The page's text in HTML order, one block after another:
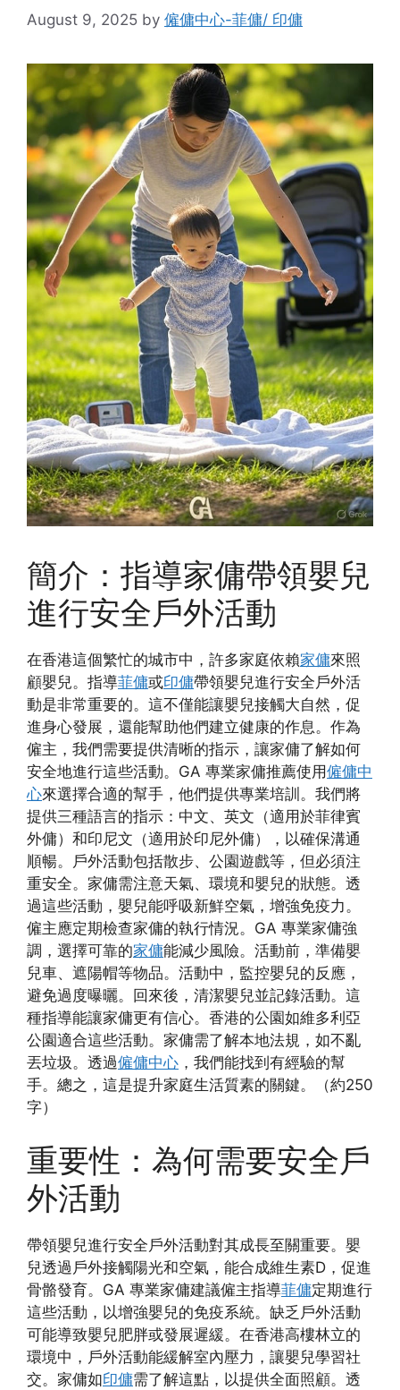
August 9, 2025 by 僱傭中心-菲傭/ 印傭
簡介：指導家傭帶領嬰兒
進行安全戶外活動
在香港這個繁忙的城市中，許多家庭依賴家傭來照
顧嬰兒。指導菲傭或印傭帶領嬰兒進行安全戶外活
動是非常重要的。這不僅能讓嬰兒接觸大自然，促
進身心發展，還能幫助他們建立健康的作息。作為
僱主，我們需要提供清晰的指示，讓家傭了解如何
安全地進行這些活動。GA 專業家傭推薦使用僱傭中
心來選擇合適的幫手，他們提供專業培訓。我們將
提供三種語言的指示：中文、英文（適用於菲律賓
外傭）和印尼文（適用於印尼外傭），以確保溝通
順暢。戶外活動包括散步、公園遊戲等，但必須注
重安全。家傭需注意天氣、環境和嬰兒的狀態。透
過這些活動，嬰兒能呼吸新鮮空氣，增強免疫力。
僱主應定期檢查家傭的執行情況。GA 專業家傭強
調，選擇可靠的家傭能減少風險。活動前，準備嬰
兒車、遮陽帽等物品。活動中，監控嬰兒的反應，
避免過度曝曬。回來後，清潔嬰兒並記錄活動。這
種指導能讓家傭更有信心。香港的公園如維多利亞
公園適合這些活動。家傭需了解本地法規，如不亂
丟垃圾。透過僱傭中心 ，我們能找到有經驗的幫
手。總之，這是提升家庭生活質素的關鍵。（約250
字）
重要性：為何需要安全戶
外活動
帶領嬰兒進行安全戶外活動對其成長至關重要。嬰
兒透過戶外接觸陽光和空氣，能合成維生素D，促進
骨骼發育。GA 專業家傭建議僱主指導菲傭定期進行
這些活動，以增強嬰兒的免疫系統。缺乏戶外活動
可能導致嬰兒肥胖或發展遲緩。在香港高樓林立的
環境中，戶外活動能緩解室內壓力，讓嬰兒學習社
交。家傭如印傭需了解這點，以提供全面照顧。透